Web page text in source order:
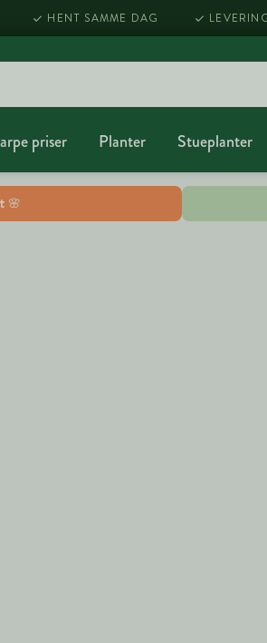
🌸
HENT SAMME DAG
priser Planter Stueplanter